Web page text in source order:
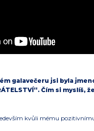
galavečeru jsi byla
Čím si myslíš,
kvůli mému